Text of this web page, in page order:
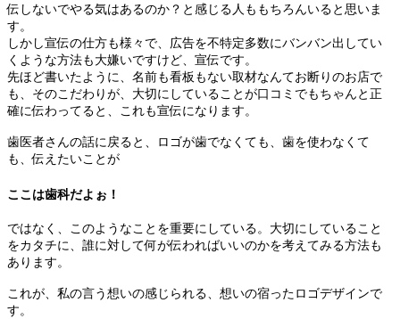
伝しないでやる気はあるのか？と感じる人ももちろんいると思いま
す。
しかし宣伝の仕方も様々で、広告を不特定多数にバンバン出してい
くような方法も大嫌いですけど、宣伝です。
先ほど書いたように、名前も看板もない取材なんてお断りのお店で
も、そのこだわりが、大切にしていることが口コミでもちゃんと正
確に伝わってると、これも宣伝になります。
歯医者さんの話に戻ると、ロゴが歯でなくても、歯を使わなくて
も、伝えたいことが
ここは歯科だよぉ！
ではなく、このようなことを重要にしている。大切にしていること
をカタチに、誰に対して何が伝わればいいのかを考えてみる方法も
あります。
これが、私の言う想いの感じられる、想いの宿ったロゴデザインで
す。